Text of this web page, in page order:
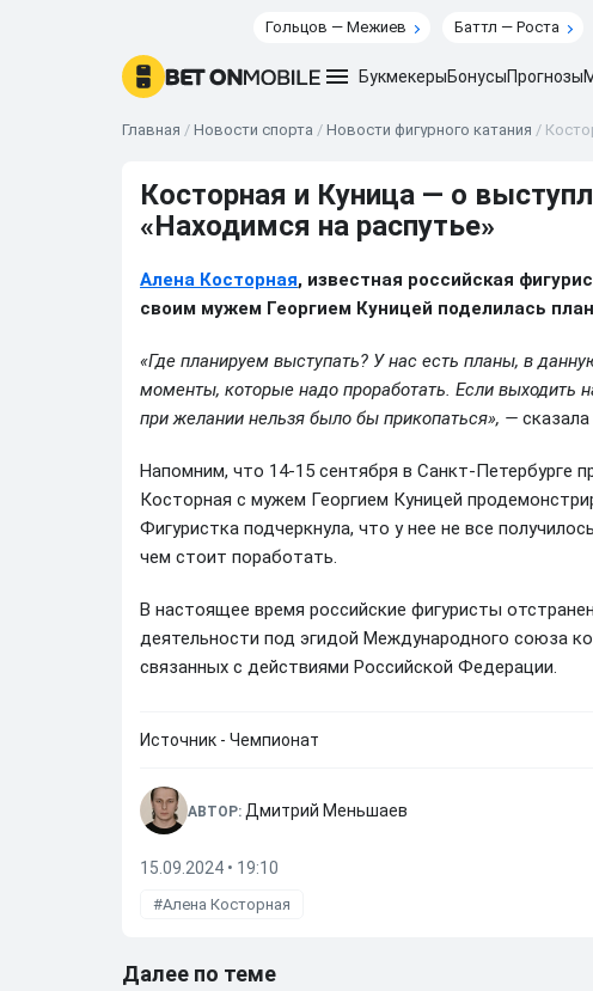
Гольцов — Межиев Баттл — Роста
БукмекерыБонусыПрогнозы
Главная / Новости спорта / Новости фигурного катания /
Косторная и Куница — о
«Находимся на распутье»
Алена Косторная, известная российская
своим мужем Георгием Куницей поделилась
«Где планируем выступать? У нас есть планы, в
моменты, которые надо проработать. Если выходить
при желании нельзя было бы прикопаться», —
Напомним, что 14-15 сентября в Санкт-Петербурге
Косторная с мужем Георгием Куницей
Фигуристка подчеркнула, что у нее не все
чем стоит поработать.
В настоящее время российские фигуристы
деятельности под эгидой Международного союза
связанных с действиями Российской Федерации.
Источник - Чемпионат
АВТОР: Дмитрий Меньшаев
15.09.2024 • 19:10
Алена Косторная
Далее по теме